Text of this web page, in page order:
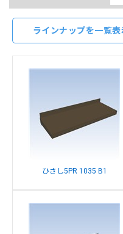
ラインナップを一覧表
ひさし5PR 1035 B1